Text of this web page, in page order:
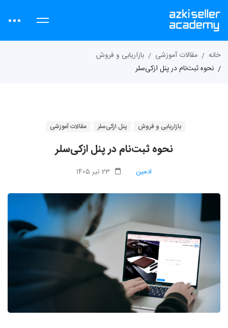
خانه مقالات آموزشی
بازاریابی و فروش
نحوه ثبت‌نام در پنل ازکی‌سلر
بازاریابی و فروش پنل ازکی‌سلر مقالات آموزشی
نحوه ثبت‌نام در پنل ازکی‌سلر
ادمین 23 تیر 1405